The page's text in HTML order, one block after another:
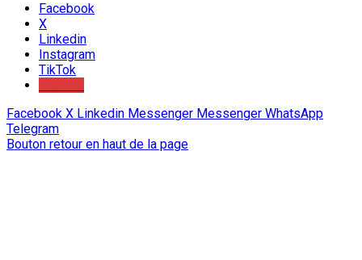
Facebook
X
Linkedin
Instagram
TikTok
Facebook X Linkedin Messenger Messenger WhatsApp
Telegram
Bouton retour en haut de la page